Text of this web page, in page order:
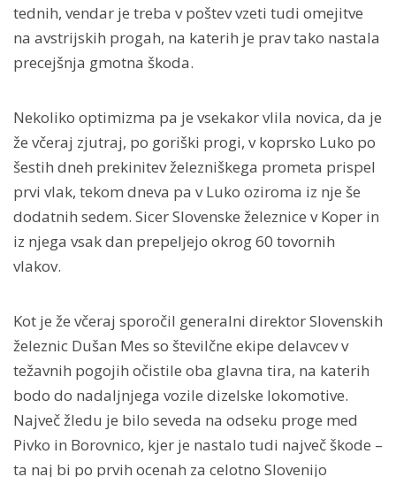
tednih, vendar je treba v poštev vzeti tudi omejitve
na avstrijskih progah, na katerih je prav tako nastala
precejšnja gmotna škoda.
Nekoliko optimizma pa je vsekakor vlila novica, da je
že včeraj zjutraj, po goriški progi, v koprsko Luko po
šestih dneh prekinitev železniškega prometa prispel
prvi vlak, tekom dneva pa v Luko oziroma iz nje še
dodatnih sedem. Sicer Slovenske železnice v Koper in
iz njega vsak dan prepeljejo okrog 60 tovornih
vlakov.
Kot je že včeraj sporočil generalni direktor Slovenskih
železnic Dušan Mes so številčne ekipe delavcev v
težavnih pogojih očistile oba glavna tira, na katerih
bodo do nadaljnjega vozile dizelske lokomotive.
Največ žledu je bilo seveda na odseku proge med
Pivko in Borovnico, kjer je nastalo tudi največ škode –
ta naj bi po prvih ocenah za celotno Slovenijo